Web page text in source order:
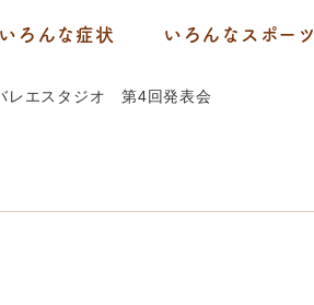
いろんな症状 いろんなスポーツ
レエスタジオ 第4回発表会